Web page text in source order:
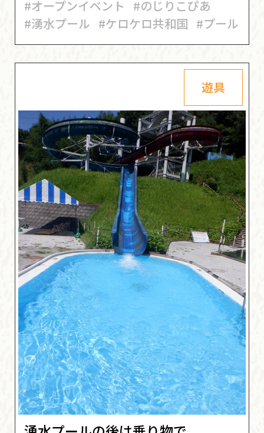
#オープンイベント
#のじりこぴあ
#湧水プール #ケロケロ共和国 #プール
遊具